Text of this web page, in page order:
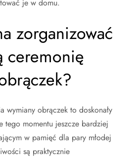
je w domu.
zorganizować
ceremonię
wymiany obrączek to doskonały
tego momentu jeszcze bardziej
w pamięć dla pary młodej
są praktycznie